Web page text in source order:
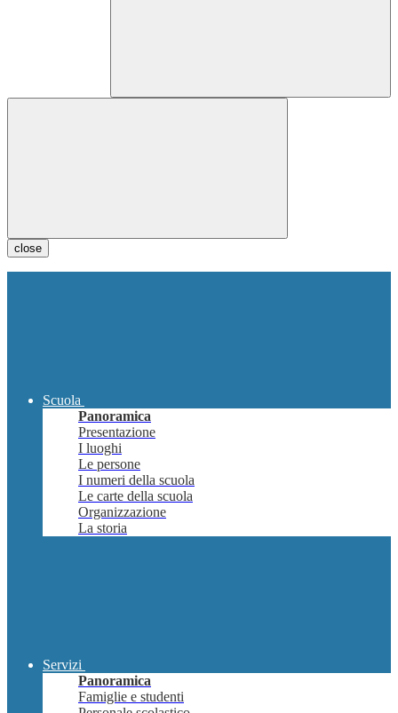
close
Scuola
Panoramica
Presentazione
I luoghi
Le persone
I numeri della scuola
Le carte della scuola
Organizzazione
La storia
Servizi
Panoramica
Famiglie e studenti